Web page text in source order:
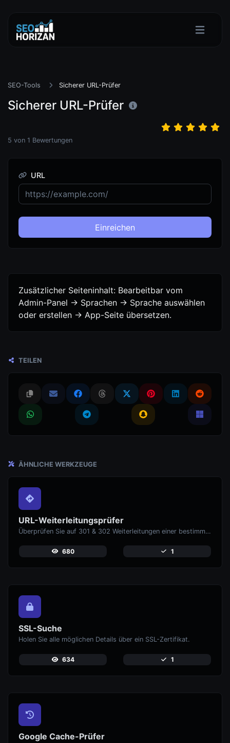
SEO-Tools Sicherer URL-Prüfer
Sicherer URL-Prüfer
5 von 1 Bewertungen
URL
Einreichen
Zusätzlicher Seiteninhalt: Bearbeitbar vom
Admin-Panel -> Sprachen -> Sprache auswählen
oder erstellen -> App-Seite übersetzen.
TEILEN
ÄHNLICHE WERKZEUGE
URL-Weiterleitungsprüfer
Überprüfen Sie auf 301 & 302 Weiterleitungen einer bestimmten URL. Es wird auf bis zu 10 Weiterleitungen geprüft.
680 1
SSL-Suche
Holen Sie alle möglichen Details über ein SSL-Zertifikat.
634 1
Google Cache-Prüfer